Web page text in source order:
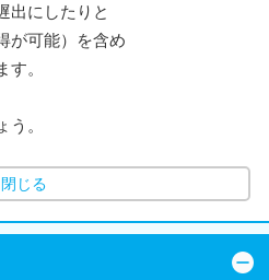
出にしたりと
が可能）を含め
。
。
閉じる